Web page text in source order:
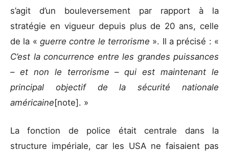
s’agit d’un bouleversement par rapport à la
stratégie en vigueur depuis plus de 20 ans, celle
de la « guerre contre le terrorisme ». Il a précisé : «
C’est la concurrence entre les grandes puissances
– et non le terrorisme – qui est maintenant le
principal objectif de la sécurité nationale
américaine[note]. »
La fonction de police était centrale dans la
structure impériale, car les USA ne faisaient pas